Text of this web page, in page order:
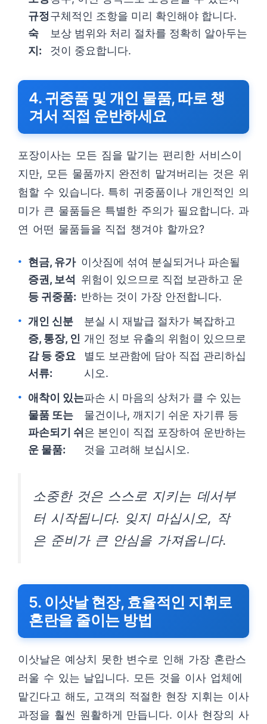
규정
숙
지:
구체적인 조항을 미리 확인해야 합니다.
보상 범위와 처리 절차를 정확히 알아두는
것이 중요합니다.
4. 귀중품 및 개인 물품, 따로 챙
겨서 직접 운반하세요
포장이사는 모든 짐을 맡기는 편리한 서비스이
지만, 모든 물품까지 완전히 맡겨버리는 것은 위
험할 수 있습니다. 특히 귀중품이나 개인적인 의
미가 큰 물품들은 특별한 주의가 필요합니다. 과
연 어떤 물품들을 직접 챙겨야 할까요?
현금, 유가
증권, 보석
등 귀중품:
이삿짐에 섞여 분실되거나 파손될
위험이 있으므로 직접 보관하고 운
반하는 것이 가장 안전합니다.
개인 신분
증, 통장, 인
감 등 중요
서류:
분실 시 재발급 절차가 복잡하고
개인 정보 유출의 위험이 있으므로
별도 보관함에 담아 직접 관리하십
시오.
애착이 있는
물품 또는
파손되기 쉬
운 물품:
파손 시 마음의 상처가 클 수 있는
물건이나, 깨지기 쉬운 자기류 등
은 본인이 직접 포장하여 운반하는
것을 고려해 보십시오.
소중한 것은 스스로 지키는 데서부
터 시작됩니다. 잊지 마십시오, 작
은 준비가 큰 안심을 가져옵니다.
5. 이삿날 현장, 효율적인 지휘로
혼란을 줄이는 방법
이삿날은 예상치 못한 변수로 인해 가장 혼란스
러울 수 있는 날입니다. 모든 것을 이사 업체에
맡긴다고 해도, 고객의 적절한 현장 지휘는 이사
과정을 훨씬 원활하게 만듭니다. 이사 현장의 사